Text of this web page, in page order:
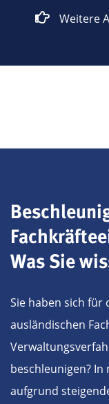
Weitere
Was Sie
Sie haben sich für
ausländischen
beschleunigen?
aufgrund